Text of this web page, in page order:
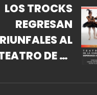
LOS TROCKS
REGRESAN
AL
DE LA
IRIS